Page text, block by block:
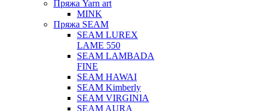
Пряжа Yarn art
MINK
Пряжа SEAM
SEAM LUREX
LAME 550
SEAM LAMBADA
FINE
SEAM HAWAI
SEAM Kimberly
SEAM VIRGINIA
SEAM AURA